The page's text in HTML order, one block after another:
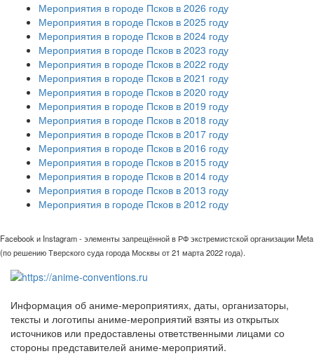
Мероприятия в городе Псков в 2026 году
Мероприятия в городе Псков в 2025 году
Мероприятия в городе Псков в 2024 году
Мероприятия в городе Псков в 2023 году
Мероприятия в городе Псков в 2022 году
Мероприятия в городе Псков в 2021 году
Мероприятия в городе Псков в 2020 году
Мероприятия в городе Псков в 2019 году
Мероприятия в городе Псков в 2018 году
Мероприятия в городе Псков в 2017 году
Мероприятия в городе Псков в 2016 году
Мероприятия в городе Псков в 2015 году
Мероприятия в городе Псков в 2014 году
Мероприятия в городе Псков в 2013 году
Мероприятия в городе Псков в 2012 году
Facebook и Instagram - элементы запрещённой в РФ экстремистской организации Meta
(по решению Тверского суда города Москвы от 21 марта 2022 года).
Информация об аниме-мероприятиях, даты, организаторы,
тексты и логотипы аниме-мероприятий взяты из открытых
источников или предоставлены ответственными лицами со
стороны представителей аниме-мероприятий.